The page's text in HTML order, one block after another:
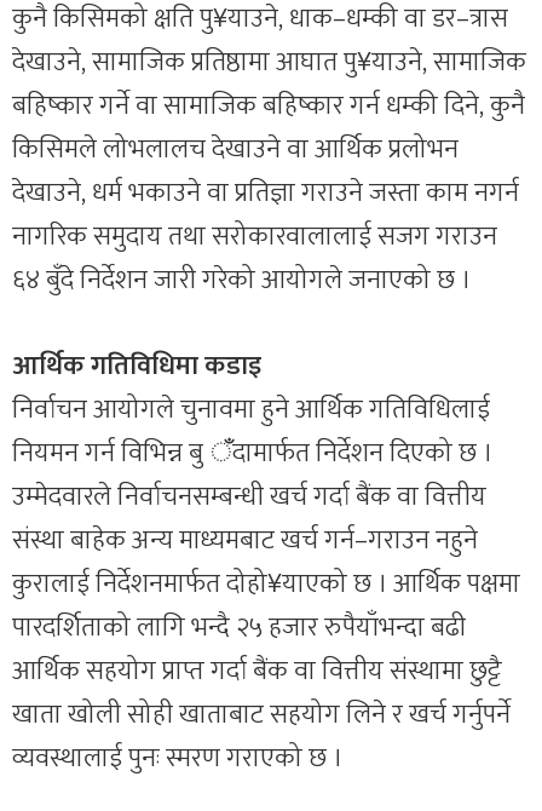
कुनै किसिमको क्षति पु¥याउने, धाक–धम्की वा डर–त्रास
देखाउने, सामाजिक प्रतिष्ठामा आघात पु¥याउने, सामाजिक
बहिष्कार गर्ने वा सामाजिक बहिष्कार गर्न धम्की दिने, कुनै
किसिमले लोभलालच देखाउने वा आर्थिक प्रलोभन
देखाउने, धर्म भकाउने वा प्रतिज्ञा गराउने जस्ता काम नगर्न
नागरिक समुदाय तथा सरोकारवालालाई सजग गराउन
६४ बुँदे निर्देशन जारी गरेको आयोगले जनाएको छ ।
आर्थिक गतिविधिमा कडाइ
निर्वाचन आयोगले चुनावमा हुने आर्थिक गतिविधिलाई
नियमन गर्न विभिन्न बु ँदामार्फत निर्देशन दिएको छ ।
उम्मेदवारले निर्वाचनसम्बन्धी खर्च गर्दा बैंक वा वित्तीय
संस्था बाहेक अन्य माध्यमबाट खर्च गर्न–गराउन नहुने
कुरालाई निर्देशनमार्फत दोहो¥याएको छ । आर्थिक पक्षमा
पारदर्शिताको लागि भन्दै २५ हजार रुपैयाँभन्दा बढी
आर्थिक सहयोग प्राप्त गर्दा बैंक वा वित्तीय संस्थामा छुट्टै
खाता खोली सोही खाताबाट सहयोग लिने र खर्च गर्नुपर्ने
व्यवस्थालाई पुनः स्मरण गराएको छ ।